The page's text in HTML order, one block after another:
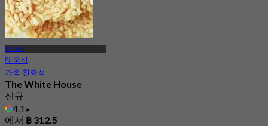
방 카피
태국식
가족 친화적
The White House
신규
4.1
에서 ฿ 312.5